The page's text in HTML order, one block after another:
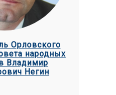
Орловского
народных
Владимир
Негин